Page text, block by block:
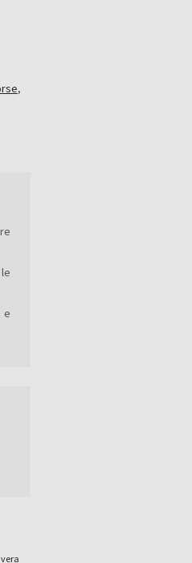
,
e